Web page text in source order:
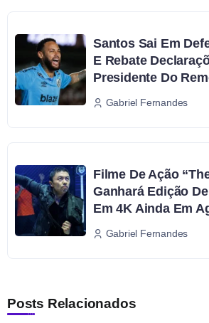
Santos Sai Em
E Rebate
Presidente Do
Gabriel Fernandes
Filme De Ação
Ganhará Edição
Em 4K Ainda Em
Gabriel Fernandes
Posts Relacionados